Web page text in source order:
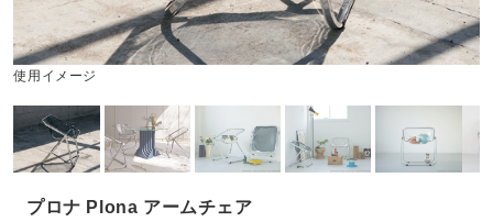
使用イメージ
プロナ Plona アームチェア